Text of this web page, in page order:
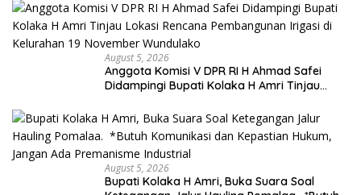
August 5, 2026
Anggota Komisi V DPR RI H Ahmad Safei
Didampingi Bupati Kolaka H Amri Tinjau
Kelurahan 19 November Wundulako
August 5, 2026
Bupati Kolaka H Amri, Buka Suara Soal